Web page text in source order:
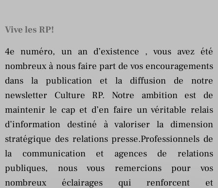
Vive les RP!
4e numéro, un an d’existence , vous avez été
nombreux à nous faire part de vos encouragements
dans la publication et la diffusion de notre
newsletter Culture RP. Notre ambition est de
maintenir le cap et d’en faire un véritable relais
d’information destiné à valoriser la dimension
stratégique des relations presse.Professionnels de
la communication et agences de relations
publiques, nous vous remercions pour vos
nombreux éclairages qui renforcent et